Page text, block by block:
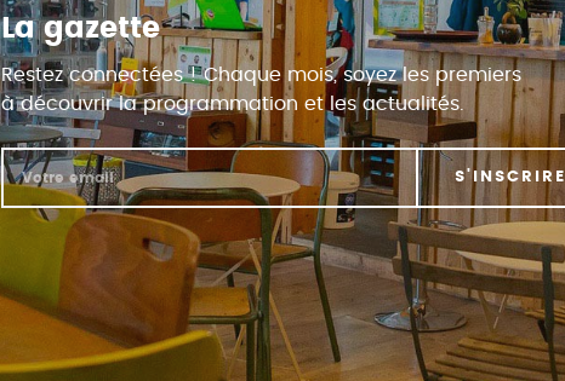
La gazette
Restez connectées ! Chaque mois, soyez les premiers
à découvrir la programmation et les actualités.
S'INSCRIRE